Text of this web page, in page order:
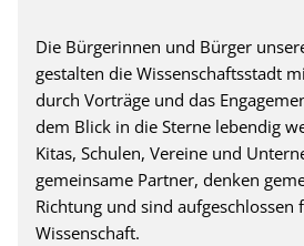
Die Bürgerinnen und Bürger
gestalten die Wissenschaftsstadt
durch Vorträge und das
dem Blick in die Sterne lebendig
Kitas, Schulen, Vereine und
gemeinsame Partner, denken
Richtung und sind
Wissenschaft.